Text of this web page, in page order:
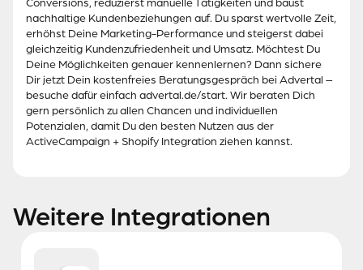
Conversions, reduzierst manuelle Tätigkeiten und baust
nachhaltige Kundenbeziehungen auf. Du sparst wertvolle Zeit,
erhöhst Deine Marketing-Performance und steigerst dabei
gleichzeitig Kundenzufriedenheit und Umsatz. Möchtest Du
Deine Möglichkeiten genauer kennenlernen? Dann sichere
Dir jetzt Dein kostenfreies Beratungsgespräch bei Advertal –
besuche dafür einfach advertal.de/start. Wir beraten Dich
gern persönlich zu allen Chancen und individuellen
Potenzialen, damit Du den besten Nutzen aus der
ActiveCampaign + Shopify Integration ziehen kannst.
Weitere Integrationen